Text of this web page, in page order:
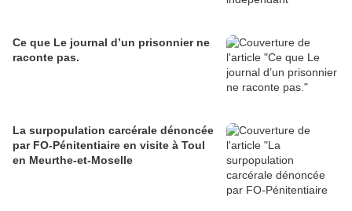
Ce que Le journal d’un prisonnier ne
raconte pas.
La surpopulation carcérale dénoncée
par FO-Pénitentiaire en visite à Toul
en Meurthe-et-Moselle